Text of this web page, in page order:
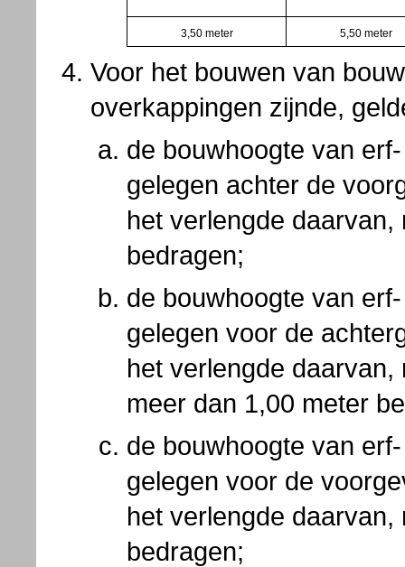
3,50 meter 5,50 meter
Voor het bouwen van
overkappingen zijnde,
de bouwhoogte van
gelegen achter de
het verlengde
bedragen;
de bouwhoogte van
gelegen voor de
het verlengde
meer dan 1,00 meter
de bouwhoogte van
gelegen voor de
het verlengde
bedragen;